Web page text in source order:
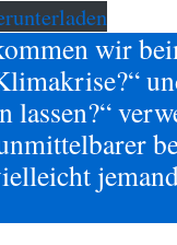
wir
lassen?“